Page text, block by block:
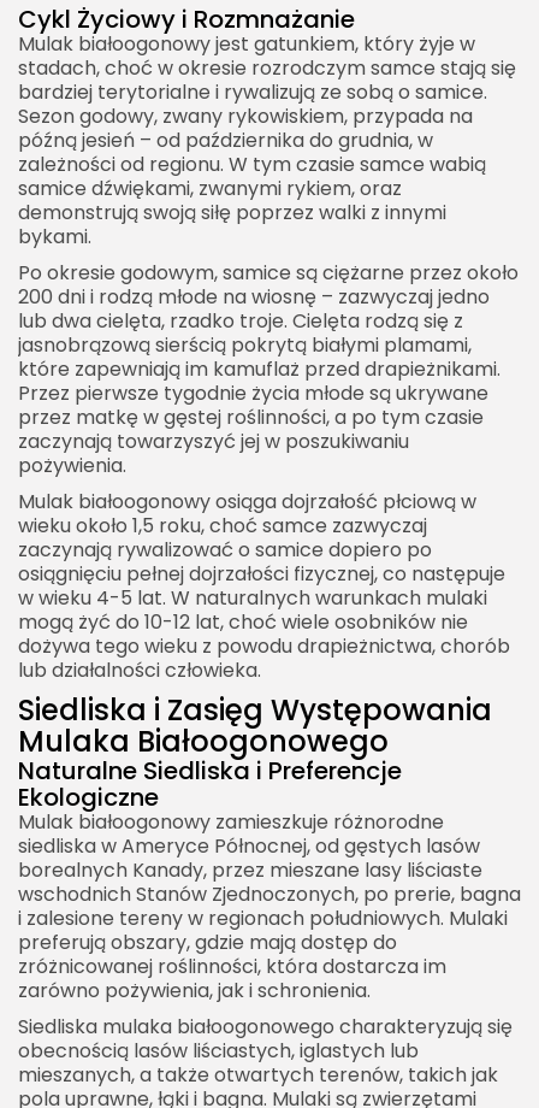
Cykl Życiowy i Rozmnażanie
Mulak białoogonowy jest gatunkiem, który żyje w
stadach, choć w okresie rozrodczym samce stają się
bardziej terytorialne i rywalizują ze sobą o samice.
Sezon godowy, zwany rykowiskiem, przypada na
późną jesień – od października do grudnia, w
zależności od regionu. W tym czasie samce wabią
samice dźwiękami, zwanymi rykiem, oraz
demonstrują swoją siłę poprzez walki z innymi
bykami.
Po okresie godowym, samice są ciężarne przez około
200 dni i rodzą młode na wiosnę – zazwyczaj jedno
lub dwa cielęta, rzadko troje. Cielęta rodzą się z
jasnobrązową sierścią pokrytą białymi plamami,
które zapewniają im kamuflaż przed drapieżnikami.
Przez pierwsze tygodnie życia młode są ukrywane
przez matkę w gęstej roślinności, a po tym czasie
zaczynają towarzyszyć jej w poszukiwaniu
pożywienia.
Mulak białoogonowy osiąga dojrzałość płciową w
wieku około 1,5 roku, choć samce zazwyczaj
zaczynają rywalizować o samice dopiero po
osiągnięciu pełnej dojrzałości fizycznej, co następuje
w wieku 4-5 lat. W naturalnych warunkach mulaki
mogą żyć do 10-12 lat, choć wiele osobników nie
dożywa tego wieku z powodu drapieżnictwa, chorób
lub działalności człowieka.
Siedliska i Zasięg Występowania
Mulaka Białoogonowego
Naturalne Siedliska i Preferencje
Ekologiczne
Mulak białoogonowy zamieszkuje różnorodne
siedliska w Ameryce Północnej, od gęstych lasów
borealnych Kanady, przez mieszane lasy liściaste
wschodnich Stanów Zjednoczonych, po prerie, bagna
i zalesione tereny w regionach południowych. Mulaki
preferują obszary, gdzie mają dostęp do
zróżnicowanej roślinności, która dostarcza im
zarówno pożywienia, jak i schronienia.
Siedliska mulaka białoogonowego charakteryzują się
obecnością lasów liściastych, iglastych lub
mieszanych, a także otwartych terenów, takich jak
pola uprawne, łąki i bagna. Mulaki są zwierzętami